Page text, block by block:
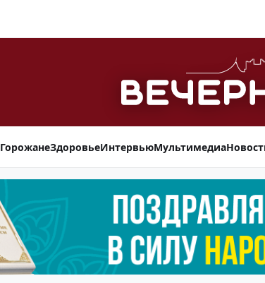
ГорожанеЗдоровьеИнтервьюМультимедиа